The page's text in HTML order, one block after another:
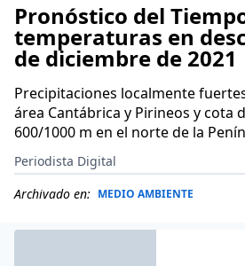
Pronóstico del
temperaturas en
de diciembre de 2021
Precipitaciones localmente
área Cantábrica y Pirineos y cota
600/1000 m en el norte de la
Periodista Digital
Archivado en: MEDIO AMBIENTE